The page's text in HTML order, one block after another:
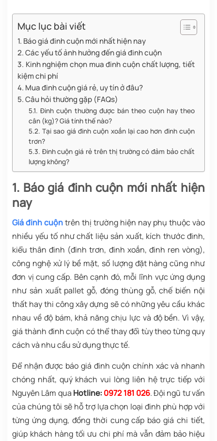
Mục lục bài viết
1. Báo giá đinh cuộn mới nhất hiện nay
2. Các yếu tố ảnh hưởng đến giá đinh cuộn
3. Kinh nghiệm chọn mua đinh cuộn chất lượng, tiết
kiệm chi phí
4. Mua đinh cuộn giá rẻ, uy tín ở đâu?
5. Câu hỏi thường gặp (FAQs)
5.1. Đinh cuộn thường được bán theo cuộn hay theo
cân (kg)? Giá tính thế nào?
5.2. Tại sao giá đinh cuộn xoắn lại cao hơn đinh cuộn
trơn?
5.3. Đinh cuộn giá rẻ trên thị trường có đảm bảo chất
lượng không?
1. Báo giá đinh cuộn mới nhất hiện
nay
Giá đinh cuộntrên thị trường hiện nay phụ thuộc vào
nhiều yếu tố như chất liệu sản xuất, kích thước đinh,
kiểu thân đinh (đinh trơn, đinh xoắn, đinh ren vòng),
công nghệ xử lý bề mặt, số lượng đặt hàng cũng như
đơn vị cung cấp. Bên cạnh đó, mỗi lĩnh vực ứng dụng
như sản xuất pallet gỗ, đóng thùng gỗ, chế biến nội
thất hay thi công xây dựng sẽ có những yêu cầu khác
nhau về độ bám, khả năng chịu lực và độ bền. Vì vậy,
giá thành đinh cuộn có thể thay đổi tùy theo từng quy
cách và nhu cầu sử dụng thực tế.
Để nhận được báo giá đinh cuộn chính xác và nhanh
chóng nhất, quý khách vui lòng liên hệ trực tiếp với
Nguyên Lâm qua Hotline: 0972 181 026. Đội ngũ tư vấn
của chúng tôi sẽ hỗ trợ lựa chọn loại đinh phù hợp với
từng ứng dụng, đồng thời cung cấp báo giá chi tiết,
giúp khách hàng tối ưu chi phí mà vẫn đảm bảo hiệu